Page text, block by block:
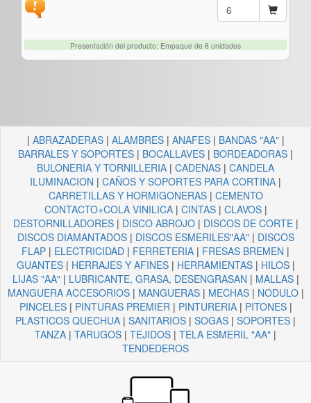
Presentación del producto: Empaque de 6 unidades
| ABRAZADERAS| ALAMBRES| ANAFES| BANDAS "AA"|
BARRALES Y SOPORTES | BOCALLAVES | BORDEADORAS |
BULONERIA Y TORNILLERIA | CADENAS | CANDELA
ILUMINACION | CAÑOS Y SOPORTES PARA CORTINA |
CARRETILLAS Y HORMIGONERAS| CEMENTO
CONTACTO+COLA VINILICA| CINTAS| CLAVOS|
DESTORNILLADORES| DISCO ABROJO| DISCOS DE CORTE|
DISCOS DIAMANTADOS| DISCOS ESMERILES"AA"| DISCOS
FLAP | ELECTRICIDAD | FERRETERIA | FRESAS BREMEN |
GUANTES| HERRAJES Y AFINES| HERRAMIENTAS| HILOS|
LIJAS "AA"| LUBRICANTE, GRASA, DESENGRASAN | MALLAS|
MANGUERA ACCESORIOS| MANGUERAS| MECHAS| NODULO|
PINCELES| PINTURAS PREMIER | PINTURERIA| PITONES|
PLASTICOS QUECHUA | SANITARIOS | SOGAS | SOPORTES |
TANZA | TARUGOS | TEJIDOS | TELA ESMERIL "AA" |
TENDEDEROS